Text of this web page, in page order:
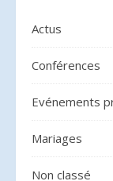
Actus
Conférences
Evénements
Mariages
Non classé